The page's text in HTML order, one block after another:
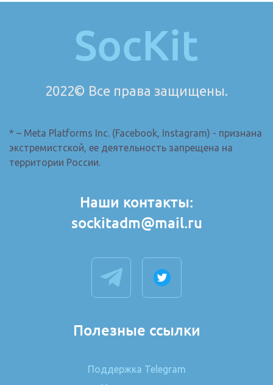
SocKit
2022© Все права защищены.
* – Meta Platforms Inc. (Facebook, Instagram) - признана
экстремистской, ее деятельность запрещена на
территории России.
Наши контакты:
sockitadm@mail.ru
Полезные ссылки
Поддержка Telegram